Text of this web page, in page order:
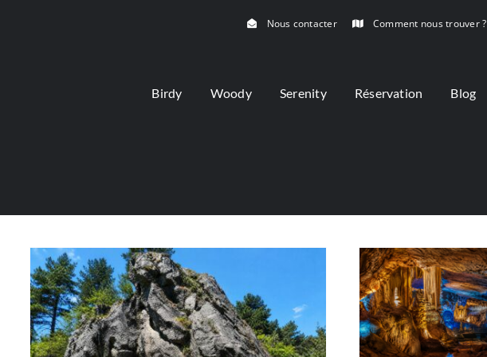
Nous contacter Comment nous trouver ?
Birdy Woody Serenity Réservation Blog